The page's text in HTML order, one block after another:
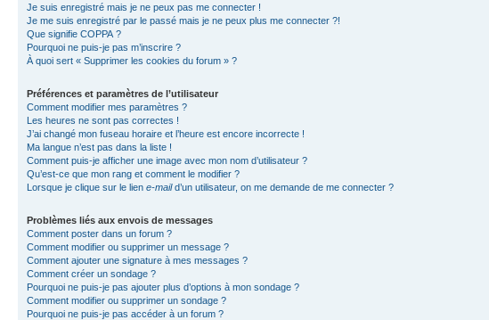
Je suis enregistré mais je ne peux pas me connecter !
Je me suis enregistré par le passé mais je ne peux plus me connecter ?!
Que signifie COPPA ?
Pourquoi ne puis-je pas m’inscrire ?
À quoi sert « Supprimer les cookies du forum » ?
Préférences et paramètres de l’utilisateur
Comment modifier mes paramètres ?
Les heures ne sont pas correctes !
J’ai changé mon fuseau horaire et l’heure est encore incorrecte !
Ma langue n’est pas dans la liste !
Comment puis-je afficher une image avec mon nom d’utilisateur ?
Qu’est-ce que mon rang et comment le modifier ?
Lorsque je clique sur le lien e-maild’un utilisateur, on me demande de me connecter ?
Problèmes liés aux envois de messages
Comment poster dans un forum ?
Comment modifier ou supprimer un message ?
Comment ajouter une signature à mes messages ?
Comment créer un sondage ?
Pourquoi ne puis-je pas ajouter plus d’options à mon sondage ?
Comment modifier ou supprimer un sondage ?
Pourquoi ne puis-je pas accéder à un forum ?